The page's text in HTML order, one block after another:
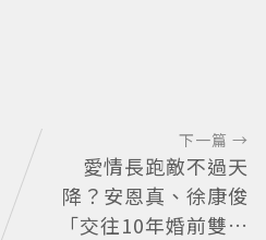
下一篇 →
愛情長跑敵不過天
降？安恩真、徐康俊
「交往10年婚前雙出